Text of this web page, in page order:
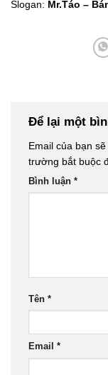
Slogan: Mr.Táo –
Để lại một
Email của bạn
trường bắt buộc
Bình luận *
Tên *
Email *